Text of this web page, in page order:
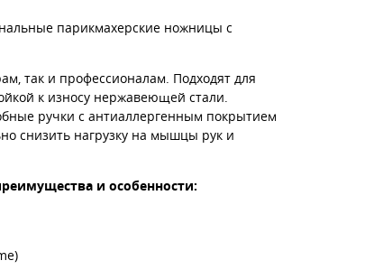
парикмахерские ножницы с
так и профессионалам. Подходят для
к износу нержавеющей стали.
ручки с антиаллергенным покрытием
снизить нагрузку на мышцы рук и
и особенности: